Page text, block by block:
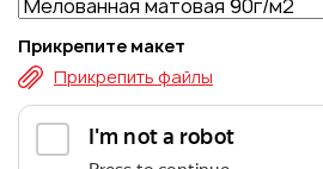
Прикрепите макет
Прикрепить файлы